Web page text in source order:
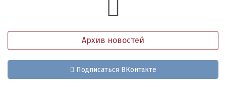
Архив новостей
Подписаться ВКонтакте